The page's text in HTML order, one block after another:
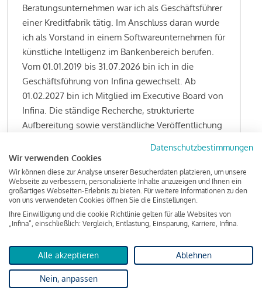
Beratungsunternehmen war ich als Geschäftsführer
einer Kreditfabrik tätig. Im Anschluss daran wurde
ich als Vorstand in einem Softwareunternehmen für
künstliche Intelligenz im Bankenbereich berufen.
Vom 01.01.2019 bis 31.07.2026 bin ich in die
Geschäftsführung von Infina gewechselt. Ab
01.02.2027 bin ich Mitglied im Executive Board von
Infina. Die ständige Recherche, strukturierte
Aufbereitung sowie verständliche Veröffentlichung
Kreditgeschäft gehören zu den wesentlichen
Schwerpunktsetzungen meiner Funktion.
Lesen Sie meine Finanzierungs-Tipps
KreditindexDas Wohnkredit Barometer
Datenschutzbestimmungen
Wir verwenden Cookies
Wir können diese zur Analyse unserer Besucherdaten platzieren, um unsere
Webseite zu verbessern, personalisierte Inhalte anzuzeigen und Ihnen ein
großartiges Webseiten-Erlebnis zu bieten. Für weitere Informationen zu den
von uns verwendeten Cookies öffnen Sie die Einstellungen.
Ihre Einwilligung und die cookie Richtlinie gelten für alle Websites von
„Infina“, einschließlich: Vergleich, Entlastung, Einsparung, Karriere, Infina.
Alle akzeptieren Ablehnen
Nein, anpassen